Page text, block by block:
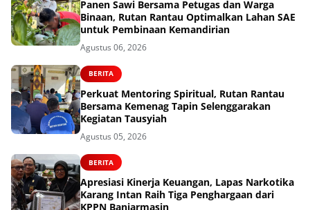
Panen Sawi Bersama Petugas dan Warga
Binaan, Rutan Rantau Optimalkan Lahan SAE
untuk Pembinaan Kemandirian
Agustus 06, 2026
BERITA
Perkuat Mentoring Spiritual, Rutan Rantau
Bersama Kemenag Tapin Selenggarakan
Kegiatan Tausyiah
Agustus 05, 2026
BERITA
Apresiasi Kinerja Keuangan, Lapas Narkotika
Karang Intan Raih Tiga Penghargaan dari
KPPN Banjarmasin